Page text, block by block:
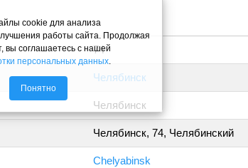
74
Челябинск
Челябинск
Челябинск, 74, Челябинский
Chelyabinsk
cookie для анализа
работы сайта. Продолжая
вы соглашаетесь с нашей
персональных данных.
Понятно